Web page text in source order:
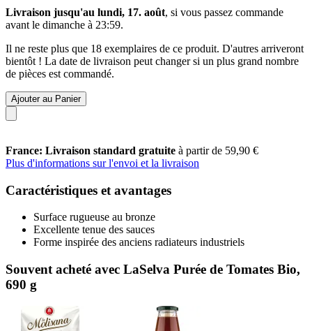
Livraison jusqu'au lundi, 17. août, si vous passez commande
avant le dimanche à 23:59.
Il ne reste plus que 18 exemplaires de ce produit. D'autres arriveront
bientôt ! La date de livraison peut changer si un plus grand nombre
de pièces est commandé.
Ajouter au Panier
France: Livraison standard gratuite à partir de 59,90 €
Plus d'informations sur l'envoi et la livraison
Caractéristiques et avantages
Surface rugueuse au bronze
Excellente tenue des sauces
Forme inspirée des anciens radiateurs industriels
Souvent acheté avec LaSelva Purée de Tomates Bio,
690 g